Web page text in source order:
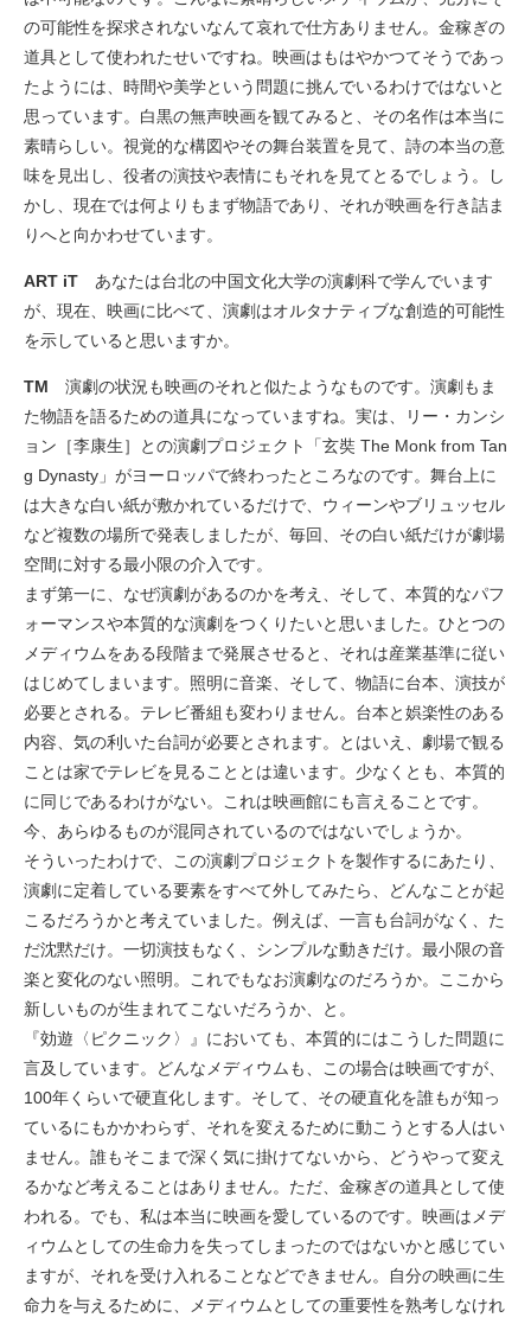
の可能性を探求されないなんて哀れで仕方ありません。金稼ぎの
道具として使われたせいですね。映画はもはやかつてそうであっ
たようには、時間や美学という問題に挑んでいるわけではないと
思っています。白黒の無声映画を観てみると、その名作は本当に
素晴らしい。視覚的な構図やその舞台装置を見て、詩の本当の意
味を見出し、役者の演技や表情にもそれを見てとるでしょう。し
かし、現在では何よりもまず物語であり、それが映画を行き詰ま
りへと向かわせています。
ART iT あなたは台北の中国文化大学の演劇科で学んでいます
が、現在、映画に比べて、演劇はオルタナティブな創造的可能性
を示していると思いますか。
TM 演劇の状況も映画のそれと似たようなものです。演劇もま
た物語を語るための道具になっていますね。実は、リー・カンシ
ョン［李康生］との演劇プロジェクト「玄奘 The Monk from Tan
g Dynasty」がヨーロッパで終わったところなのです。舞台上に
は大きな白い紙が敷かれているだけで、ウィーンやブリュッセル
など複数の場所で発表しましたが、毎回、その白い紙だけが劇場
空間に対する最小限の介入です。
まず第一に、なぜ演劇があるのかを考え、そして、本質的なパフ
ォーマンスや本質的な演劇をつくりたいと思いました。ひとつの
メディウムをある段階まで発展させると、それは産業基準に従い
はじめてしまいます。照明に音楽、そして、物語に台本、演技が
必要とされる。テレビ番組も変わりません。台本と娯楽性のある
内容、気の利いた台詞が必要とされます。とはいえ、劇場で観る
ことは家でテレビを見ることとは違います。少なくとも、本質的
に同じであるわけがない。これは映画館にも言えることです。
今、あらゆるものが混同されているのではないでしょうか。
そういったわけで、この演劇プロジェクトを製作するにあたり、
演劇に定着している要素をすべて外してみたら、どんなことが起
こるだろうかと考えていました。例えば、一言も台詞がなく、た
だ沈黙だけ。一切演技もなく、シンプルな動きだけ。最小限の音
楽と変化のない照明。これでもなお演劇なのだろうか。ここから
新しいものが生まれてこないだろうか、と。
『効遊〈ピクニック〉』においても、本質的にはこうした問題に
言及しています。どんなメディウムも、この場合は映画ですが、
100年くらいで硬直化します。そして、その硬直化を誰もが知っ
ているにもかかわらず、それを変えるために動こうとする人はい
ません。誰もそこまで深く気に掛けてないから、どうやって変え
るかなど考えることはありません。ただ、金稼ぎの道具として使
われる。でも、私は本当に映画を愛しているのです。映画はメデ
ィウムとしての生命力を失ってしまったのではないかと感じてい
ますが、それを受け入れることなどできません。自分の映画に生
命力を与えるために、メディウムとしての重要性を熟考しなけれ